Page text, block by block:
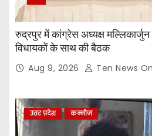
रुद्रपुर में कांग्रेस अध्यक्ष
विधायकों के साथ की बैठक
Aug 9, 2026 Ten News
उत्तर प्रदेश कन्नौज